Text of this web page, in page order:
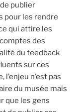
publier
pour les rendre
qui attire les
des
du feedback
sur ces
n’est pas
du musée mais
que les gens